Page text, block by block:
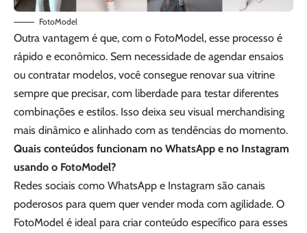
FotoModel
Outra vantagem é que, com o FotoModel, esse processo é
rápido e econômico. Sem necessidade de agendar ensaios
ou contratar modelos, você consegue renovar sua vitrine
sempre que precisar, com liberdade para testar diferentes
combinações e estilos. Isso deixa seu visual merchandising
mais dinâmico e alinhado com as tendências do momento.
Quais conteúdos funcionam no WhatsApp e no Instagram
usando o FotoModel?
Redes sociais como WhatsApp e Instagram são canais
poderosos para quem quer vender moda com agilidade. O
FotoModel é ideal para criar conteúdo específico para esses